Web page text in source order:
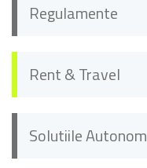
Regulamente
Rent & Travel
Solutiile Autonom